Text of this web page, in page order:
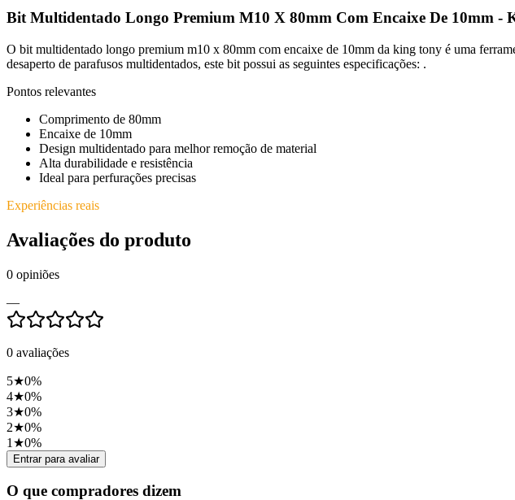
Bit Multidentado Longo Premium M10 X 80mm Com Encaixe De 10mm -
O bit multidentado longo premium m10 x 80mm com encaixe de 10mm da king tony é uma
desaperto de parafusos multidentados, este bit possui as seguintes especificações: .
Pontos relevantes
Comprimento de 80mm
Encaixe de 10mm
Design multidentado para melhor remoção de material
Alta durabilidade e resistência
Ideal para perfurações precisas
Experiências reais
Avaliações do produto
0 opiniões
—
0 avaliações
5★0%
4★0%
3★0%
2★0%
1 ★0%
Entrar para avaliar
O que compradores dizem